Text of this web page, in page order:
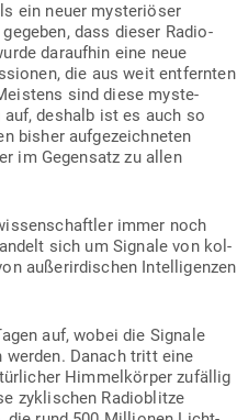
ein neuer mys­te­riöser
dass dieser Radio­
dar­aufhin eine neue
die aus weit ent­fernten
sind diese mys­te­
deshalb ist es auch so
bisher auf­ge­zeich­neten
im Gegensatz zu allen
immer noch
sich um Signale von kol­
außer­ir­di­schen Intel­li­genzen
auf, wobei die Signale
werden. Danach tritt eine
Him­mel­körper zufällig
zykli­schen Radio­blitze